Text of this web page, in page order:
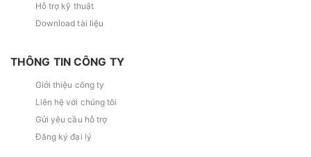
Hỗ trợ kỹ thuật
Download tài liệu
THÔNG TIN CÔNG TY
Giới thiệu công ty
Liên hệ với chúng tôi
Gửi yêu cầu hỗ trợ
Đăng ký đại lý